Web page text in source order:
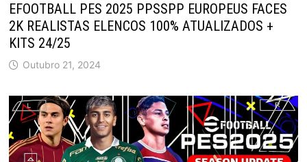
EFOOTBALL PES 2025 PPSSPP EUROPEUS FACES
2K REALISTAS ELENCOS 100% ATUALIZADOS +
KITS 24/25
Outubro 21, 2024